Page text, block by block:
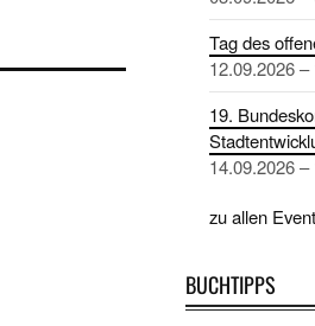
Tag des
12.09.2026
19.
14.09.2026
zu allen
BUCHTIPPS